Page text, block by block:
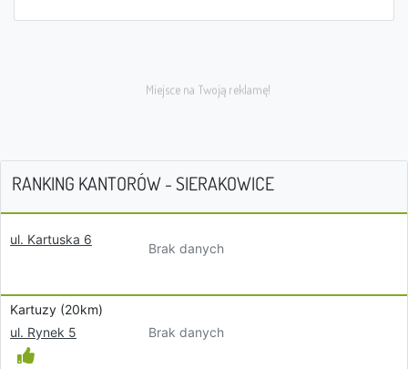
RANKING KANTORÓW - SIERAKOWICE
ul. Kartuska 6
Brak danych
Kartuzy (20km)
ul. Rynek 5
Brak danych